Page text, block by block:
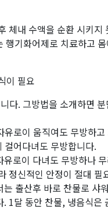
체내 수액을 순환 시키
행기화어제로 치료하고
이 필요
다. 그방법을 소개하면
로이 움직여도 무방하
어다녀도 무방합니다.
로이 다녀도 무방하나
정신적인 안정이 절대
출산후 바로 찬물로 샤
1달 동안 찬물, 냉음식은